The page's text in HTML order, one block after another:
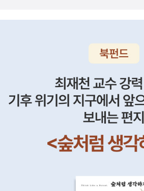
군대는 강력한 방패벽을 쌓고 어느 한쪽을
격하기를 몇차례 성공하자 앵글로색슨족의
하고 노르만 궁수들의 일제사격과 보병의
글로색슨순의 지도자인 헤럴드가 사망하고
슨군은 후퇴하겠됐고 섬멸당합니다.영화
브헤븐'을 10번은 본듯한데 이 책에는 영화
명됩니다.영화속에서 고구마를 100개 먹이
모하게 진격을 한 십자군이 살라딘의 아이
당하는 과정이 자세히 설명됩니다.영화속에
냥이 인질이 되어 말위에 몸이 묶인채 굴욕
둥이왕 보두앵 4세가 썩어서 아픈 몸으로
다. 물론 실제로는 아무리 왕이라고 해도 세
수는 없었을 테지만...어쨌든,, 그 놈은 맞아
티옹 놈은 결국 하틴 전투에서 살라딘에게
화의 마지막 대사도 기억에 남는다. 예루살
랜드 블롬)이 살라딘에게 묻는다. 당신에게
살라딘의 대답은 “Nothing” 이었다가 바로
하며 찾아봤는데 볼 수 있는 곳이 없는 것